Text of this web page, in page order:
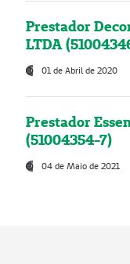
Prestador
LTDA
01 de Abril de 2020
Prestador
(51004354-7)
04 de Maio de 2021